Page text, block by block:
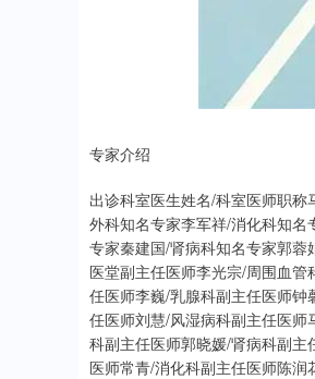
专家介绍
出诊科室医生姓名/科室医师职
外科知名专家李军祥/消化科知
专家秦建国/肾病科知名专家郭
医堂副主任医师李光宗/周围血
任医师李巍/乳腺科副主任医师
任医师刘慧/风湿病科副主任医
科副主任医师郭晓媛/肾病科副
医师常青/消化科副主任医师陈